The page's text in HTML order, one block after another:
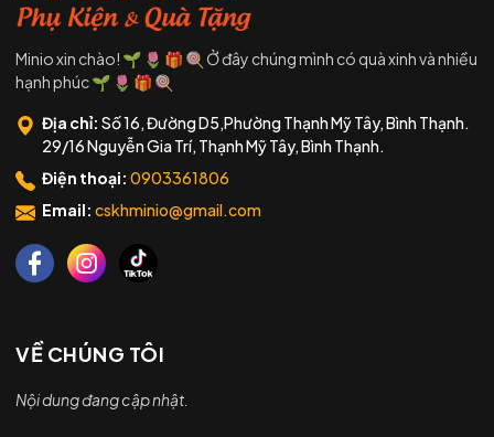
Minio xin chào! 🌱 🌷 🎁 🍭 Ở đây chúng mình có quà xinh và nhiều
hạnh phúc 🌱 🌷 🎁 🍭
Địa chỉ: Số 16, Đường D5,Phường Thạnh Mỹ Tây, Bình Thạnh.
29/16 Nguyễn Gia Trí, Thạnh Mỹ Tây, Bình Thạnh.
Điện thoại: 0903361806
Email: cskhminio@gmail.com
VỀ CHÚNG TÔI
Nội dung đang cập nhật.